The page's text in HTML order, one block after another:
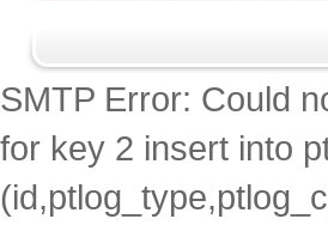
SMTP Error: Could
for key 2 insert into